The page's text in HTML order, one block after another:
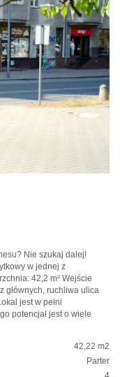
Nie szukaj dalej!
w jednej z
42,2 m² Wejście
głównych, ruchliwa ulica
jest w pełni
potencjał jest o wiele
42,22 m2
Parter